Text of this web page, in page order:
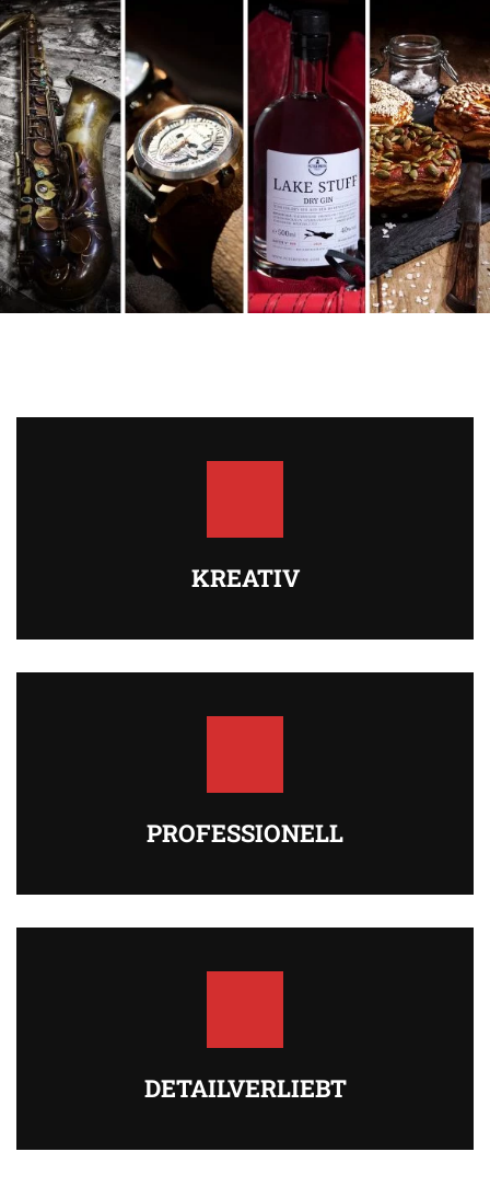
KREATIV
PROFESSIONELL
DETAILVERLIEBT